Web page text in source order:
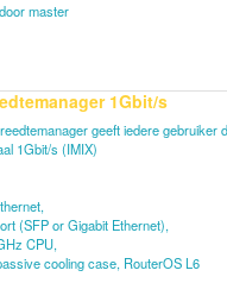
master
1Gbit/s
geeft iedere gebruiker
1Gbit/s (IMIX)
(SFP or Gigabit Ethernet),
CPU,
cooling case, RouterOS L6